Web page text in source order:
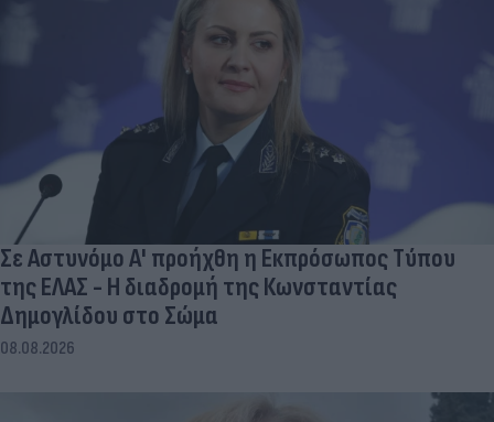
Σε Αστυνόμο Α' προήχθη η Εκπρόσωπος Τύπου
της ΕΛΑΣ - Η διαδρομή της Κωνσταντίας
Δημογλίδου στο Σώμα
08.08.2026